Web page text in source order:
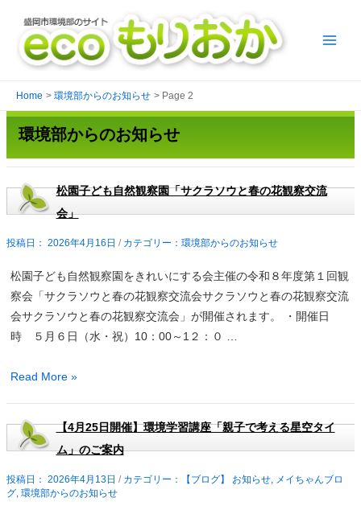
content
Home 環境部からのお知らせ Page 2
環境部からのお知らせ
松園子ども自然観察園「サクラソウと春の花観察交流
会」
2026年4月16日 / 環境部からのお知らせ
松園子ども自然観察園をきれいにする会主催の令和８年度第１回観
察会「サクラソウと春の花観察交流会サクラソウと春の花観察交流
会サクラソウと春の花観察交流会」が開催されます。 ・開催日
時 ５月６日（水・祝）10：00～1２：０ …
松
自
然
Read More »
【4月25日開催】環境学習講座「親子で考える星空タイ
ム」のご案内
2026年4月13日 / 【ブログ】 お知らせ, メイちゃんブロ
グ, 環境部からのお知らせ